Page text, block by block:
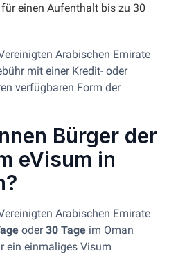
für einen Aufenthalt bis zu 30
Arabischen Emirate
mit einer Kredit- oder
verfügbaren Form der
Bürger der
eVisum in
Arabischen Emirate
oder30 Tage im Oman
ein einmaliges Visum